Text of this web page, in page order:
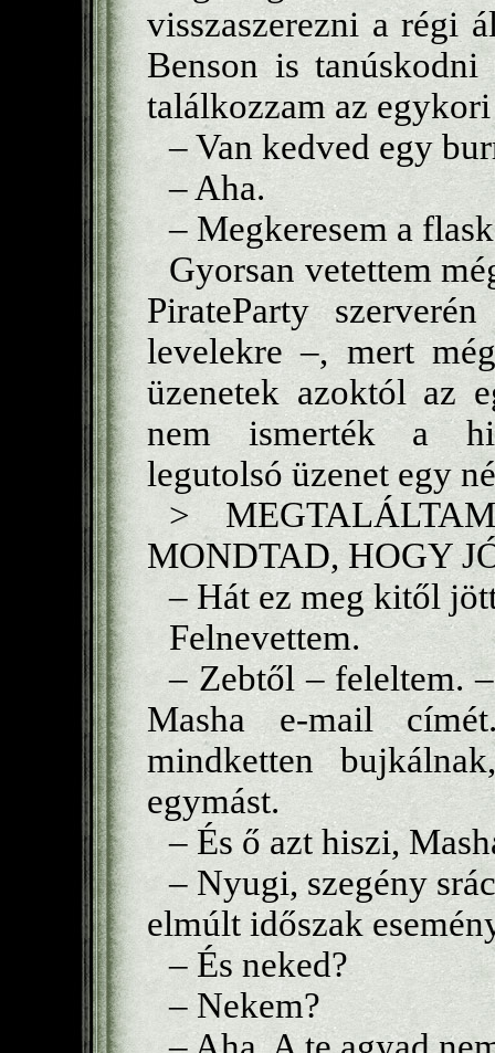
visszaszerezni a régi
Benson is
találkozzam az
– Van kedved egy
– Aha.
– Megkeresem a
Gyorsan vetettem
PirateParty
levelekre –, mert
üzenetek azoktól az
nem ismerték a
legutolsó üzenet egy
>
MONDTAD, HOGY
– Hát ez meg kitől
Felnevettem.
– Zebtől – feleltem.
Masha e-mail
mindketten
egymást.
– És ő azt hiszi,
– Nyugi, szegény
elmúlt időszak
– És neked?
– Nekem?